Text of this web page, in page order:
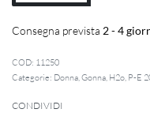
Consegna prevista 2 - 4
11250
Categorie: Donna,Gonna, H2o, P-E
CONDIVIDI